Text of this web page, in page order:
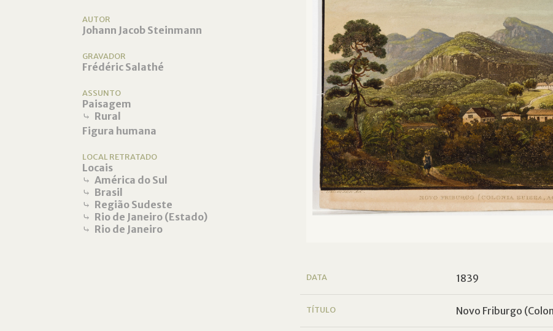
AUTOR
Johann Jacob Steinmann
GRAVADOR
Frédéric Salathé
ASSUNTO
Paisagem
⤷ Rural
Figura humana
LOCAL RETRATADO
Locais
⤷ América do Sul
⤷ Brasil
⤷ Região Sudeste
⤷ Rio de Janeiro (Estado)
⤷ Rio de Janeiro
DATA 1839
TÍTULO Novo Friburgo